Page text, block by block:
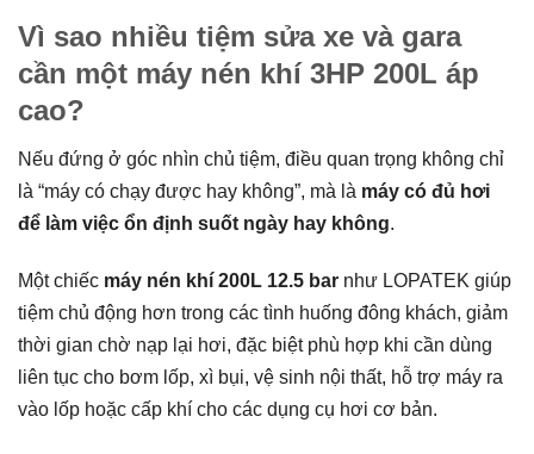
Vì sao nhiều tiệm sửa xe và gara
cần một máy nén khí 3HP 200L áp
cao?
Nếu đứng ở góc nhìn chủ tiệm, điều quan trọng không chỉ
là “máy có chạy được hay không”, mà là máy có đủ hơi
để làm việc ổn định suốt ngày hay không.
Một chiếc máy nén khí 200L 12.5 bar như LOPATEK giúp
tiệm chủ động hơn trong các tình huống đông khách, giảm
thời gian chờ nạp lại hơi, đặc biệt phù hợp khi cần dùng
liên tục cho bơm lốp, xì bụi, vệ sinh nội thất, hỗ trợ máy ra
vào lốp hoặc cấp khí cho các dụng cụ hơi cơ bản.